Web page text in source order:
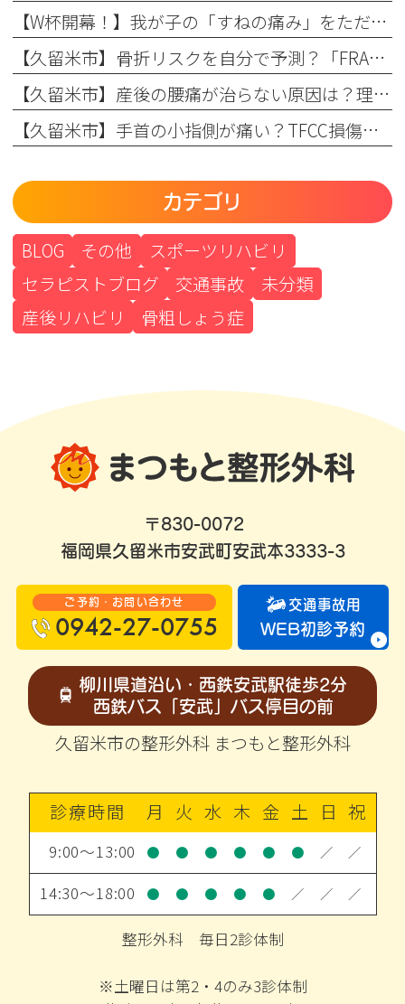
【W杯開幕！】我が子の「すねの痛み」をただの成長痛で終わらせない
【久留米市】骨折リスクを自分で予測？「FRAX」の仕組みとまつもと整形外科での活用法
【久留米市】産後の腰痛が治らない原因は？理学療法士が教える骨盤ケアとリハビリの重要性
【久留米市】手首の小指側が痛い？TFCC損傷（三角線維軟骨複合体損傷）の正しい治療法とリハビリについて
カテゴリ
BLOG その他
スポーツリハビリ
セラピストブログ
交通事故
未分類
産後リハビリ
骨粗しょう症
〒830-0072
福岡県久留米市安武町安武本3333-3
ご予約・お問い合わせ
0942-27-0755
交通事故用
WEB初診予約
柳川県道沿い・西鉄安武駅徒歩2分
西鉄バス「安武」バス停目の前
久留米市の整形外科 まつもと整形外科
診療時間 月 火 水 木 金 土 日 祝
9:00～13:00 ● ● ● ● ● ● ／ ／
14:30～18:00 ● ● ● ● ● ／ ／ ／
整形外科 毎日2診体制
※土曜日は第2・4のみ3診体制